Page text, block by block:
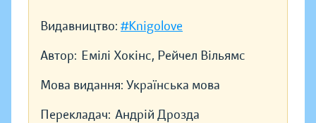
Видавництво: #Knigolove
Автор: Емілі Хокінс, Рейчел Вільямс
Мова видання: Українська мова
Перекладач: Андрій Дрозда